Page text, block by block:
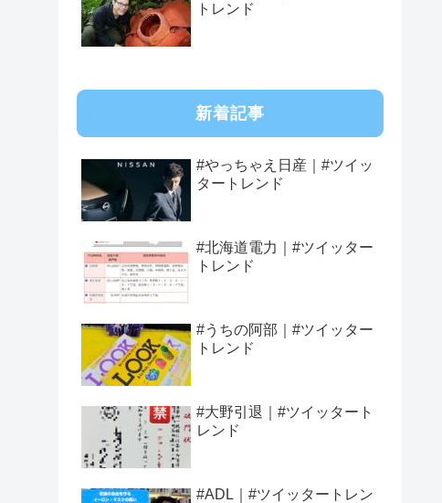
トレンド
新着記事
#やっちゃえ日産｜#ツイッ
タートレンド
#北海道電力｜#ツイッター
トレンド
#うちの阿部｜#ツイッター
トレンド
#大野引退｜#ツイッタート
レンド
#ADL｜#ツイッタートレン